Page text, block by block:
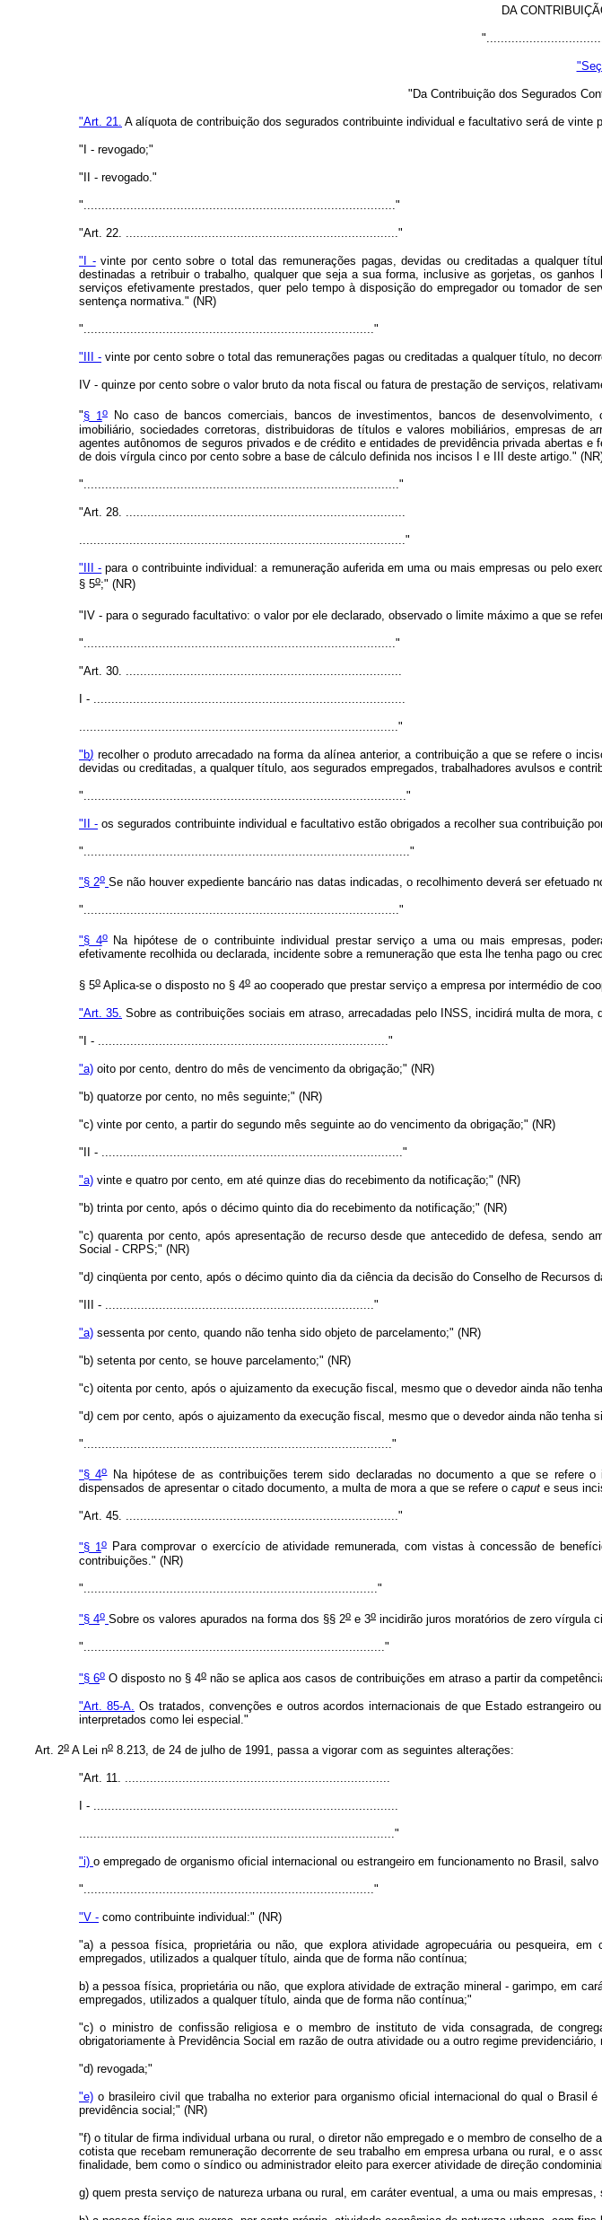
DA
"Da Contribuição dos Segurados
"Art. 21. A alíquota de contribuição dos segurados contribuinte individual e facultativo será de vinte
"I - revogado;"
"II - revogado."
"......................................................................................."
"Art. 22. ............................................................................"
"I -vinte por cento sobre o total das remunerações pagas, devidas ou creditadas a qualquer
destinadas a retribuir o trabalho, qualquer que seja a sua forma, inclusive as gorjetas, os
serviços efetivamente prestados, quer pelo tempo à disposição do empregador ou tomador de
sentença normativa." (NR)
"................................................................................."
"III - vinte por cento sobre o total das remunerações pagas ou creditadas a qualquer título, no
IV - quinze por cento sobre o valor bruto da nota fiscal ou fatura de prestação de serviços,
"§ 1oNo caso de bancos comerciais, bancos de investimentos, bancos de
imobiliário, sociedades corretoras, distribuidoras de títulos e valores mobiliários, empresas de
agentes autônomos de seguros privados e de crédito e entidades de previdência privada abertas
de dois vírgula cinco por cento sobre a base de cálculo definida nos incisos I e III deste artigo."
"........................................................................................"
"Art. 28. ..............................................................................
..........................................................................................."
"III - para o contribuinte individual: a remuneração auferida em uma ou mais empresas ou pelo
§ 5o;" (NR)
"IV - para o segurado facultativo: o valor por ele declarado, observado o limite máximo a que se
"......................................................................................."
"Art. 30. .............................................................................
I - .......................................................................................
........................................................................................."
"b) recolher o produto arrecadado na forma da alínea anterior, a contribuição a que se refere o
devidas ou creditadas, a qualquer título, aos segurados empregados, trabalhadores avulsos e
".........................................................................................."
"II - os segurados contribuinte individual e facultativo estão obrigados a recolher sua contribuição
"..........................................................................................."
"§ 2o Se não houver expediente bancário nas datas indicadas, o recolhimento deverá ser efetuado
"........................................................................................"
"§ 4oNa hipótese de o contribuinte individual prestar serviço a uma ou mais empresas,
efetivamente recolhida ou declarada, incidente sobre a remuneração que esta lhe tenha pago ou
§ 5o Aplica-se o disposto no § 4o ao cooperado que prestar serviço a empresa por intermédio de
"Art. 35. Sobre as contribuições sociais em atraso, arrecadadas pelo INSS, incidirá multa de mora,
"I - ................................................................................."
"a) oito por cento, dentro do mês de vencimento da obrigação;" (NR)
"b) quatorze por cento, no mês seguinte;" (NR)
"c) vinte por cento, a partir do segundo mês seguinte ao do vencimento da obrigação;" (NR)
"II - ...................................................................................."
"a) vinte e quatro por cento, em até quinze dias do recebimento da notificação;" (NR)
"b) trinta por cento, após o décimo quinto dia do recebimento da notificação;" (NR)
"c) quarenta por cento, após apresentação de recurso desde que antecedido de defesa, sendo
Social - CRPS;" (NR)
"d) cinqüenta por cento, após o décimo quinto dia da ciência da decisão do Conselho de
"III - ..........................................................................."
"a) sessenta por cento, quando não tenha sido objeto de parcelamento;" (NR)
"b) setenta por cento, se houve parcelamento;" (NR)
"c) oitenta por cento, após o ajuizamento da execução fiscal, mesmo que o devedor ainda não
"d) cem por cento, após o ajuizamento da execução fiscal, mesmo que o devedor ainda não tenha
"......................................................................................"
"§ 4oNa hipótese de as contribuições terem sido declaradas no documento a que se refere
dispensados de apresentar o citado documento, a multa de mora a que se refere o caput e seus
"Art. 45. ............................................................................"
"§ 1oPara comprovar o exercício de atividade remunerada, com vistas à concessão de
contribuições." (NR)
".................................................................................."
"§ 4o Sobre os valores apurados na forma dos §§ 2o e 3o incidirão juros moratórios de zero vírgula
"...................................................................................."
"§ 6o O disposto no § 4o não se aplica aos casos de contribuições em atraso a partir da
"Art. 85-A. Os tratados, convenções e outros acordos internacionais de que Estado estrangeiro
interpretados como lei especial."
Art. 2o A Lei no 8.213, de 24 de julho de 1991, passa a vigorar com as seguintes alterações:
"Art. 11. ..........................................................................
I - .....................................................................................
........................................................................................"
"i) o empregado de organismo oficial internacional ou estrangeiro em funcionamento no Brasil,
"................................................................................."
"V - como contribuinte individual:" (NR)
"a) a pessoa física, proprietária ou não, que explora atividade agropecuária ou pesqueira,
empregados, utilizados a qualquer título, ainda que de forma não contínua;
b) a pessoa física, proprietária ou não, que explora atividade de extração mineral - garimpo, em
empregados, utilizados a qualquer título, ainda que de forma não contínua;"
"c) o ministro de confissão religiosa e o membro de instituto de vida consagrada, de
obrigatoriamente à Previdência Social em razão de outra atividade ou a outro regime
"d) revogada;"
"e) o brasileiro civil que trabalha no exterior para organismo oficial internacional do qual o Brasil
previdência social;" (NR)
"f) o titular de firma individual urbana ou rural, o diretor não empregado e o membro de conselho
cotista que recebam remuneração decorrente de seu trabalho em empresa urbana ou rural, e o
finalidade, bem como o síndico ou administrador eleito para exercer atividade de direção
g) quem presta serviço de natureza urbana ou rural, em caráter eventual, a uma ou mais empresas,